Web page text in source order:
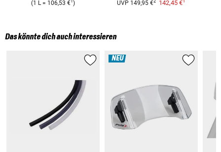
(1 L = 106,53 €1) UVP 149,95 €2 142,45 €
Das könnte dich auch interessieren
NEU